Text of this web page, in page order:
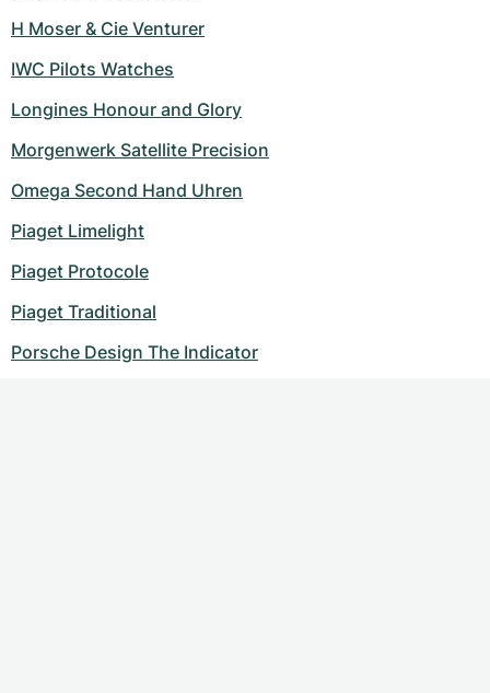
H Moser & Cie Venturer
IWC Pilots Watches
Longines Honour and Glory
Morgenwerk Satellite Precision
Omega Second Hand Uhren
Piaget Limelight
Piaget Protocole
Piaget Traditional
Porsche Design The Indicator